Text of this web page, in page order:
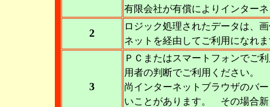
有限会社が有償によりインター
2
ロジック処理されたデータは、
ネットを経由してご利用になれ
3
ＰＣまたはスマートフォンでご
用者の判断でご利用ください。
尚インターネットブラウザのバ
いことがあります。 その場合新